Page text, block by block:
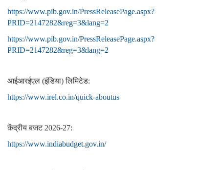
https://www.pib.gov.in/PressReleasePage.aspx?
PRID=2147282&reg=3&lang=2
https://www.pib.gov.in/PressReleasePage.aspx?
PRID=2147282&reg=3&lang=2
आईआरईएल (इंडिया) लिमिटेड:
https://www.irel.co.in/quick-aboutus
केंद्रीय बजट 2026-27:
https://www.indiabudget.gov.in/